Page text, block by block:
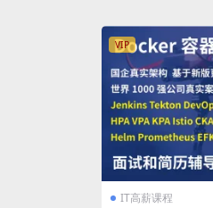
VIP
IT高薪课程